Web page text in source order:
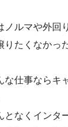
ノルマや外回
りたくなかっ
な仕事ならキ
となくインタ